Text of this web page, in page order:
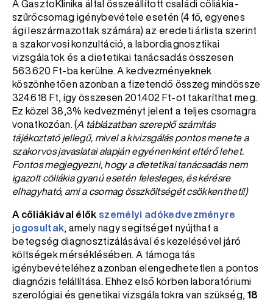
A GasztoKlinika által összeállított családi cöliákia-
szűrőcsomag igénybevétele esetén (4 fő, egyenes
ági leszármazottak számára) az eredeti árlista szerint
a szakorvosi konzultáció, a labordiagnosztikai
vizsgálatok és a dietetikai tanácsadás összesen
563.620 Ft-ba kerülne. A kedvezményeknek
köszönhetően azonban a fizetendő összeg mindössze
324.618 Ft, így összesen 201.402 Ft-ot takaríthat meg.
Ez közel 38,3% kedvezményt jelent a teljes csomagra
vonatkozóan. (A táblázatban szereplő számítás
tájékoztató jellegű, mivel a kivizsgálás pontos menete a
szakorvos javaslatai alapján egyénenként eltérő lehet.
Fontos megjegyezni, hogy a dietetikai tanácsadás nem
igazolt cöliákia gyanú esetén felesleges, és kérésre
elhagyható, ami a csomag összköltségét csökkentheti!)
A cöliákiával élők személyi adókedvezményre
jogosultak , amely nagy segítséget nyújthat a
betegség diagnosztizálásával és kezelésével járó
költségek mérséklésében. A támogatás
igénybevételéhez azonban elengedhetetlen a pontos
diagnózis felállítása. Ehhez első körben laboratóriumi
szerológiai és genetikai vizsgálatokra van szükség, 18